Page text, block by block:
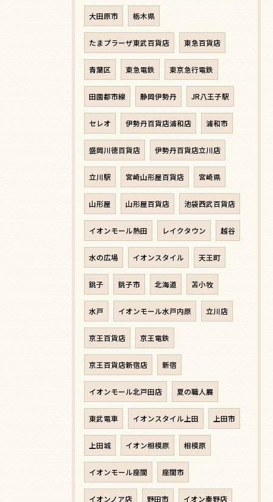
大田原市 栃木県
たまプラーザ東武百貨店 東急百貨店
青葉区 東急電鉄 東京急行電鉄
田園都市線 静岡伊勢丹 JR八王子駅
セレオ 伊勢丹百貨店浦和店 浦和市
盛岡川徳百貨店 伊勢丹百貨店立川店
立川駅 宮崎山形屋百貨店 宮崎県
山形屋 山形屋百貨店 池袋西武百貨店
イオンモール熱田 レイクタウン 越谷
水の広場 イオンスタイル 天王町
銚子 銚子市 北海道 苫小牧
水戸 イオンモール水戸内原 立川店
京王百貨店 京王電鉄
京王百貨店新宿店 新宿
イオンモール北戸田店 夏の職人展
東武電車 イオンスタイル上田 上田市
上田城 イオン相模原 相模原
イオンモール座間 座間市
イオンノア店 野田市 イオン秦野店